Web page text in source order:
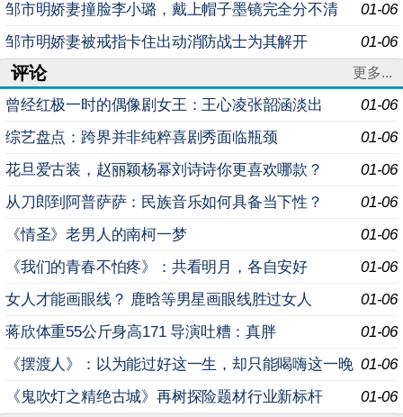
01-06
邹市明娇妻撞脸李小璐，戴上帽子墨镜完全分不清
01-06
邹市明娇妻被戒指卡住出动消防战士为其解开
评论 更多...
01-06
曾经红极一时的偶像剧女王：王心凌张韶涵淡出
01-06
综艺盘点：跨界并非纯粹喜剧秀面临瓶颈
01-06
花旦爱古装，赵丽颖杨幂刘诗诗你更喜欢哪款？
01-06
从刀郎到阿普萨萨：民族音乐如何具备当下性？
01-06
《情圣》老男人的南柯一梦
01-06
《我们的青春不怕疼》：共看明月，各自安好
01-06
女人才能画眼线？ 鹿晗等男星画眼线胜过女人
01-06
蒋欣体重55公斤身高171 导演吐糟：真胖
01-06
《摆渡人》：以为能过好这一生，却只能喝嗨这一晚
01-06
《鬼吹灯之精绝古城》再树探险题材行业新标杆